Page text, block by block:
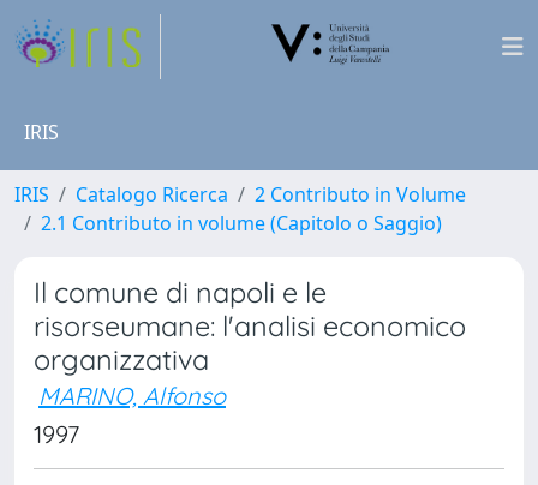
IRIS
IRIS Catalogo Ricerca
2 Contributo in Volume
2.1 Contributo in volume (Capitolo o Saggio)
Il comune di napoli e le
risorseumane: l'analisi economico
organizzativa
MARINO, Alfonso
1997